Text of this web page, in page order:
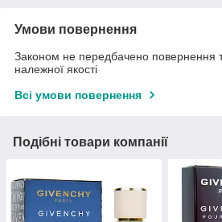
Умови повернення
Законом не передбачено повернення
належної якості
Всі умови повернення
Подібні товари компанії